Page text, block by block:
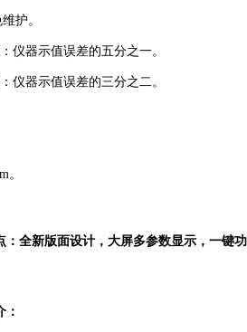
护。
仪器示值误差的五分之一。
仪器示值误差的三分之二。
。
： 全新版面设计， 大屏多参数显示 ， 一键功
：